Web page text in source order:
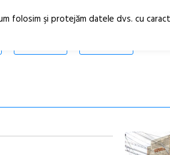
folosim şi protejăm datele dvs. cu